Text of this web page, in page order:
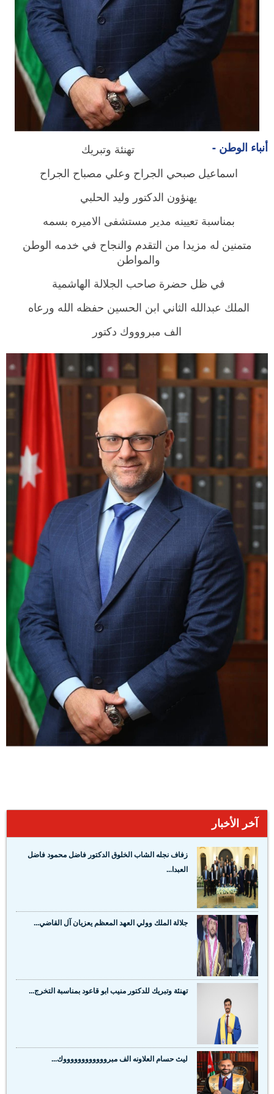
أنباء الوطن -
تهنئة وتبريك
اسماعيل صبحي الجراح وعلي مصباح الجراح
يهنؤون الدكتور وليد الحلبي
بمناسبة تعيينه مدير مستشفى الاميره بسمه
متمنين له مزيدا من التقدم والنجاح في خدمه الوطن
والمواطن
في ظل حضرة صاحب الجلالة الهاشمية
الملك عبدالله الثاني ابن الحسين حفظه الله ورعاه
الف مبروووك دكتور
آخر الأخبار
زفاف نجله الشاب الخلوق الدكتور فاضل محمود فاضل
العبدا...
جلالة الملك وولي العهد المعظم يعزيان آل القاضي...
تهنئة وتبريك للدكتور منيب ابو قاعود بمناسبة التخرج...
ليث حسام العلاونه الف مبرووووووووووووك...